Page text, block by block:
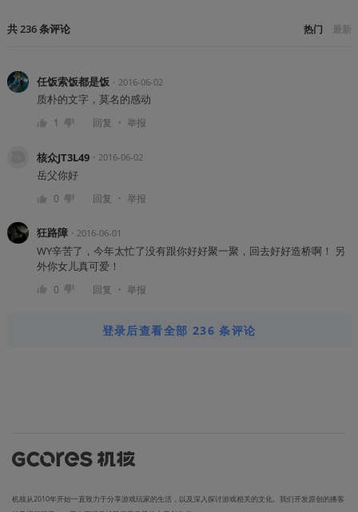
共236条评论 热门 最新
任饭索饭都是饭 ・ 2016-06-02
质朴的文字，莫名的感动
1 回复 ・ 举报
核众JT3L49・ 2016-06-02
岳父你好
0 回复 ・ 举报
狂路障・ 2016-06-01
WY辛苦了，今年太忙了没有跟你好好聚一聚，回去好好造桥啊！ 另
外你女儿真可爱！
0 回复 ・ 举报
登录后查看全部 236 条评论
机核从2010年开始一直致力于分享游戏玩家的生活，以及深入探讨游戏相关的文化。我们开发原创的播客